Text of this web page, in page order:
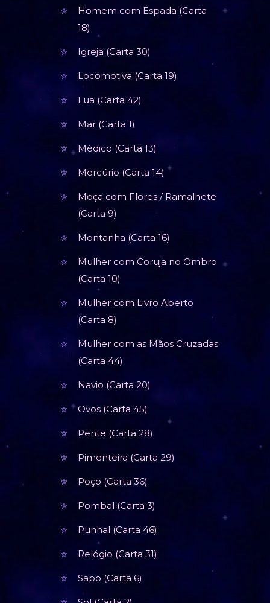
Homem com Espada (Carta
18)
Igreja (Carta 30)
Locomotiva (Carta 19)
Lua (Carta 42)
Mar (Carta 1)
Médico (Carta 13)
Mercúrio (Carta 14)
Moça com Flores / Ramalhete
(Carta 9)
Montanha (Carta 16)
Mulher com Coruja no Ombro
(Carta 10)
Mulher com Livro Aberto
(Carta 8)
Mulher com as Mãos Cruzadas
(Carta 44)
Navio (Carta 20)
Ovos (Carta 45)
Pente (Carta 28)
Pimenteira (Carta 29)
Poço (Carta 36)
Pombal (Carta 3)
Punhal (Carta 46)
Relógio (Carta 31)
Sapo (Carta 6)